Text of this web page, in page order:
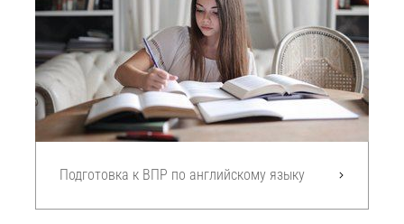
Подготовка к ВПР по английскому языку